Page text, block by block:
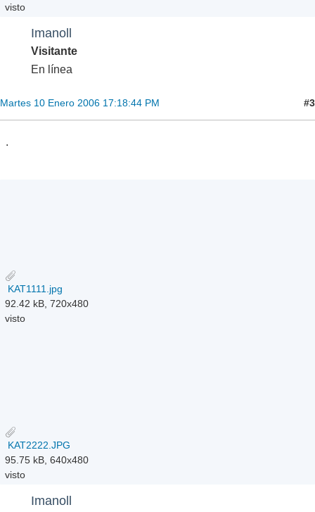
visto
Imanoll
Visitante
En línea
Martes 10 Enero 2006 17:18:44 PM #3
.
KAT1111.jpg
92.42 kB, 720x480
visto
KAT2222.JPG
95.75 kB, 640x480
visto
Imanoll